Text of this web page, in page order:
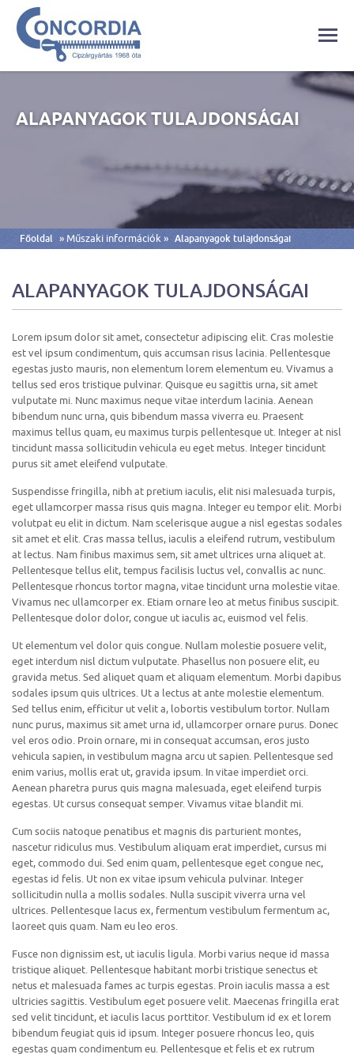
ALAPANYAGOK TULAJDONSÁGAI
Főoldal » Műszaki információk » Alapanyagok tulajdonságai
ALAPANYAGOK TULAJDONSÁGAI
Lorem ipsum dolor sit amet, consectetur adipiscing elit. Cras molestie
est vel ipsum condimentum, quis accumsan risus lacinia. Pellentesque
egestas justo mauris, non elementum lorem elementum eu. Vivamus a
tellus sed eros tristique pulvinar. Quisque eu sagittis urna, sit amet
vulputate mi. Nunc maximus neque vitae interdum lacinia. Aenean
bibendum nunc urna, quis bibendum massa viverra eu. Praesent
maximus tellus quam, eu maximus turpis pellentesque ut. Integer at nisl
tincidunt massa sollicitudin vehicula eu eget metus. Integer tincidunt
purus sit amet eleifend vulputate.
Suspendisse fringilla, nibh at pretium iaculis, elit nisi malesuada turpis,
eget ullamcorper massa risus quis magna. Integer eu tempor elit. Morbi
volutpat eu elit in dictum. Nam scelerisque augue a nisl egestas sodales
sit amet et elit. Cras massa tellus, iaculis a eleifend rutrum, vestibulum
at lectus. Nam finibus maximus sem, sit amet ultrices urna aliquet at.
Pellentesque tellus elit, tempus facilisis luctus vel, convallis ac nunc.
Pellentesque rhoncus tortor magna, vitae tincidunt urna molestie vitae.
Vivamus nec ullamcorper ex. Etiam ornare leo at metus finibus suscipit.
Pellentesque dolor dolor, congue ut iaculis ac, euismod vel felis.
Ut elementum vel dolor quis congue. Nullam molestie posuere velit,
eget interdum nisl dictum vulputate. Phasellus non posuere elit, eu
gravida metus. Sed aliquet quam et aliquam elementum. Morbi dapibus
sodales ipsum quis ultrices. Ut a lectus at ante molestie elementum.
Sed tellus enim, efficitur ut velit a, lobortis vestibulum tortor. Nullam
nunc purus, maximus sit amet urna id, ullamcorper ornare purus. Donec
vel eros odio. Proin ornare, mi in consequat accumsan, eros justo
vehicula sapien, in vestibulum magna arcu ut sapien. Pellentesque sed
enim varius, mollis erat ut, gravida ipsum. In vitae imperdiet orci.
Aenean pharetra purus quis magna malesuada, eget eleifend turpis
egestas. Ut cursus consequat semper. Vivamus vitae blandit mi.
Cum sociis natoque penatibus et magnis dis parturient montes,
nascetur ridiculus mus. Vestibulum aliquam erat imperdiet, cursus mi
eget, commodo dui. Sed enim quam, pellentesque eget congue nec,
egestas id felis. Ut non ex vitae ipsum vehicula pulvinar. Integer
sollicitudin nulla a mollis sodales. Nulla suscipit viverra urna vel
ultrices. Pellentesque lacus ex, fermentum vestibulum fermentum ac,
laoreet quis quam. Nam eu leo eros.
Fusce non dignissim est, ut iaculis ligula. Morbi varius neque id massa
tristique aliquet. Pellentesque habitant morbi tristique senectus et
netus et malesuada fames ac turpis egestas. Proin iaculis massa a est
ultricies sagittis. Vestibulum eget posuere velit. Maecenas fringilla erat
sed velit tincidunt, et iaculis lacus porttitor. Vestibulum id ex et lorem
bibendum feugiat quis id ipsum. Integer posuere rhoncus leo, quis
egestas quam condimentum eu. Pellentesque et felis et ex rutrum